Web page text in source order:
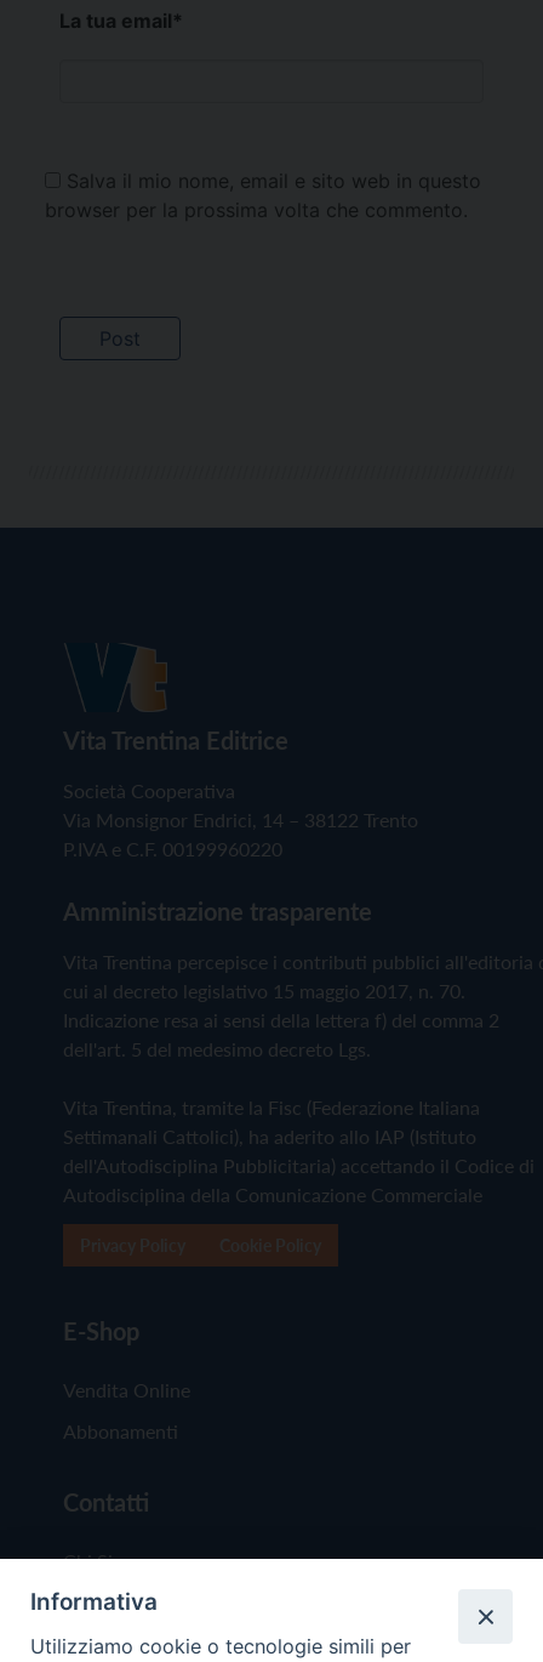
La tua email*
Salva il mio nome, email e sito web in questo
browser per la prossima volta che commento.
Vita Trentina Editrice
Società Cooperativa
Via Monsignor Endrici, 14 – 38122 Trento
P.IVA e C.F. 00199960220
Amministrazione trasparente
Vita Trentina percepisce i contributi pubblici all'editoria
cui al decreto legislativo 15 maggio 2017, n. 70.
Indicazione resa ai sensi della lettera f) del comma 2
dell'art. 5 del medesimo decreto Lgs.
Vita Trentina, tramite la Fisc (Federazione Italiana
Settimanali Cattolici), ha aderito allo IAP (Istituto
dell'Autodisciplina Pubblicitaria) accettando il Codice di
Autodisciplina della Comunicazione Commerciale
E-Shop
Vendita Online
Abbonamenti
Contatti
Chi Siamo
Redazione
Scrivici
Informativa
Utilizziamo cookie o tecnologie simili per